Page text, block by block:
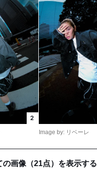
2
Image by: リベーレ
の画像（21点）を表示する